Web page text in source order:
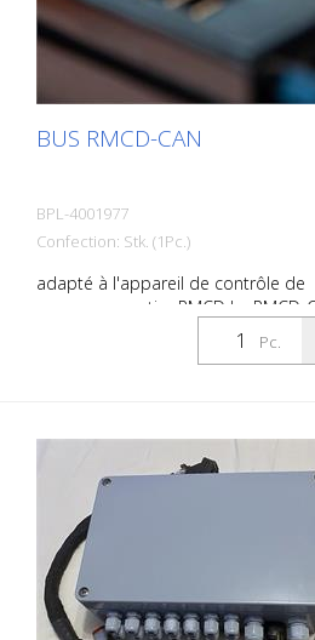
BUS RMCD-CAN
BPL-4001977
Confection: Stk. (1Pc.)
adapté à l'appareil de contrôle de
marquage routier RMCD Le RMCD-
Bus est un appareil de contrôle
Le module est protégé par un
sorties - 10 entrées Analaog - 4
de minuterie - 9 sorties PWM - 2
numériques - 6 sorties de tension
ratiométrique - Boîtier robuste et
compact - Connecteur étanche à 48
broches - 2 interfaces de bus CAN
Pc.